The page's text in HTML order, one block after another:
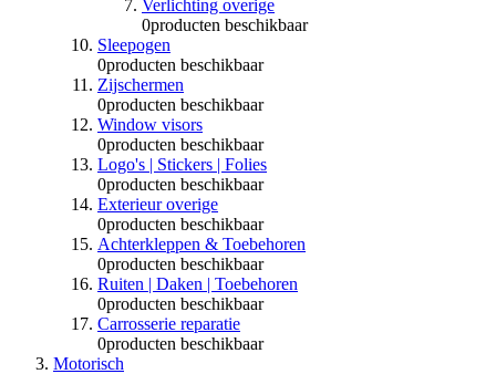
Verlichting overige
0producten beschikbaar
Sleepogen
0producten beschikbaar
Zijschermen
0producten beschikbaar
Window visors
0producten beschikbaar
Logo's | Stickers | Folies
0producten beschikbaar
Exterieur overige
0producten beschikbaar
Achterkleppen & Toebehoren
0producten beschikbaar
Ruiten | Daken | Toebehoren
0producten beschikbaar
Carrosserie reparatie
0producten beschikbaar
Motorisch